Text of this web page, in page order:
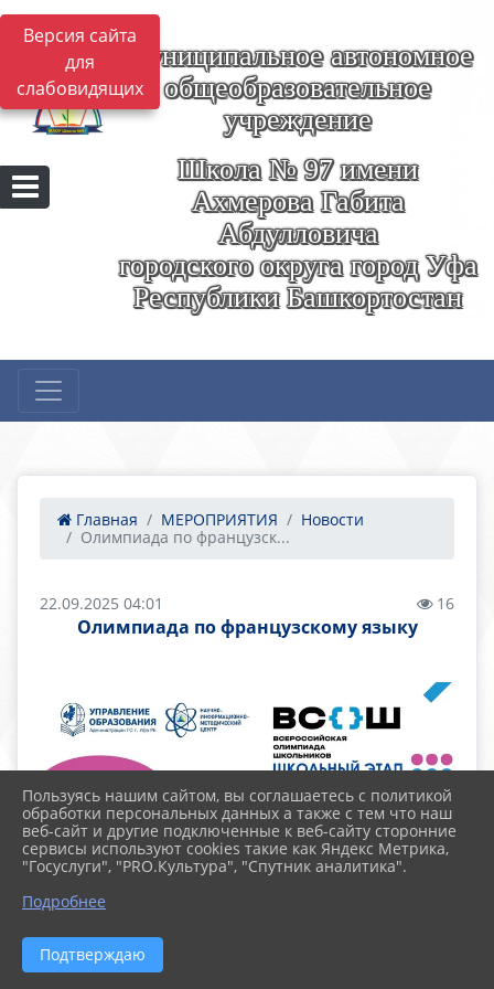
Версия сайта
для
слабовидящих
Муниципальное автономное
общеобразовательное
учреждение
Школа № 97 имени
Ахмерова Габита
Абдулловича
городского округа город Уфа
Республики Башкортостан
Главная МЕРОПРИЯТИЯ
Новости
Олимпиада по французск...
22.09.2025 04:01 16
Олимпиада по французскому языку
Пользуясь нашим сайтом, вы соглашаетесь с политикой
обработки персональных данных а также с тем что наш
веб-сайт и другие подключенные к веб-сайту сторонние
сервисы используют cookies такие как Яндекс Метрика,
"Госуслуги", "PRO.Культура", "Спутник аналитика".
Подробнее
Подтверждаю